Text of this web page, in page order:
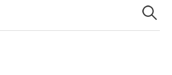
naar: